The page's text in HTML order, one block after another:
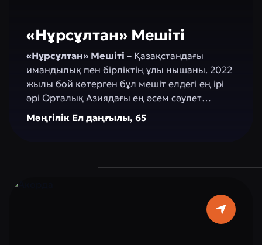
«Нұрсұлтан» Мешіті
«Нұрсұлтан» Мешіті – Қазақстандағы
имандылық пен бірліктің ұлы нышаны. 2022
жылы бой көтерген бұл мешіт елдегі ең ірі
әрі Орталық Азиядағы ең әсем сәулет
туындыларының бірі болып саналады. 130
метрлік мұнаралар, 62 метрлік күмбез және
айналдырады. Бұл – сенім мен сұлулықтың,
Астана қонақтарының міндетті түрде көруі
Мәңгілік Ел даңғылы, 65